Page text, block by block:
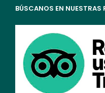
BÚSCANOS EN NUESTRAS